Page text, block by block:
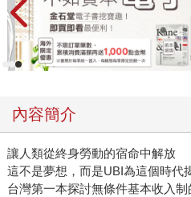
內容簡介
讓人類從終身勞動的宿命中解放
這不是夢想，而是UBI為這個時代
台灣第一本探討無條件基本收入